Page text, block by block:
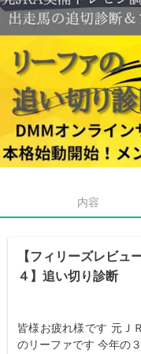
内容
【フィリーズレビュ
４】追い切り診断
皆様お疲れ様です 元Ｊ
のリーファです 今年の